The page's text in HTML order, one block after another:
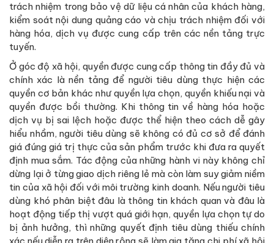
trách nhiệm trong bảo vệ dữ liệu cá nhân của khách hàng,
kiểm soát nội dung quảng cáo và chịu trách nhiệm đối với
hàng hóa, dịch vụ được cung cấp trên các nền tảng trực
tuyến.
Ở góc độ xã hội, quyền được cung cấp thông tin đầy đủ và
chính xác là nền tảng để người tiêu dùng thực hiện các
quyền cơ bản khác như quyền lựa chọn, quyền khiếu nại và
quyền được bồi thường. Khi thông tin về hàng hóa hoặc
dịch vụ bị sai lệch hoặc được thể hiện theo cách dễ gây
hiểu nhầm, người tiêu dùng sẽ không có đủ cơ sở để đánh
giá đúng giá trị thực của sản phẩm trước khi đưa ra quyết
định mua sắm. Tác động của những hành vi này không chỉ
dừng lại ở từng giao dịch riêng lẻ mà còn làm suy giảm niềm
tin của xã hội đối với môi trường kinh doanh. Nếu người tiêu
dùng khó phân biệt đâu là thông tin khách quan và đâu là
hoạt động tiếp thị vượt quá giới hạn, quyền lựa chọn tự do
bị ảnh hưởng, thì những quyết định tiêu dùng thiếu chính